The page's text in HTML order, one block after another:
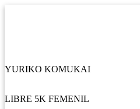
YURIKO KOMUKAI
LIBRE 5K FEMENIL